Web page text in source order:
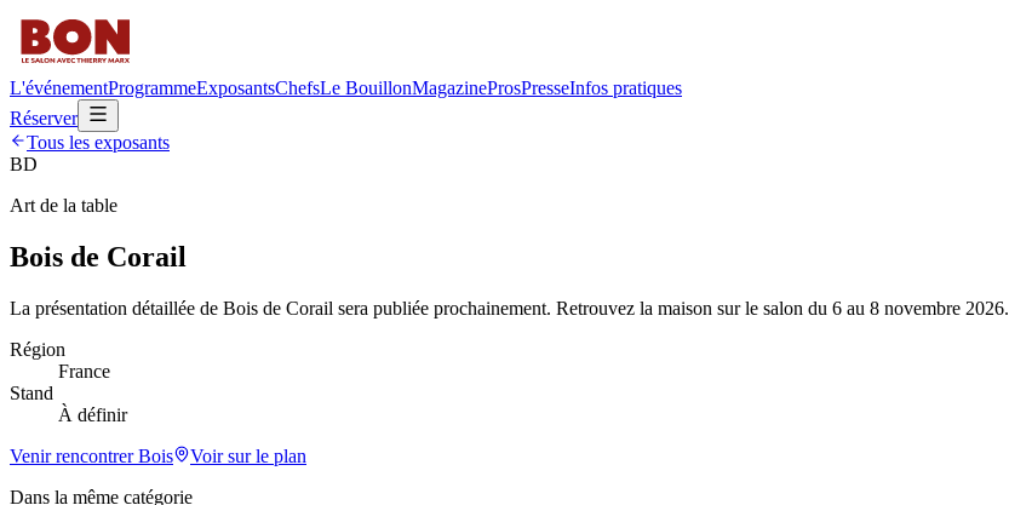
L'événementProgrammeExposantsChefsLe BouillonMagazineProsPresseInfos pratiques
Réserver
Tous les exposants
BD
Art de la table
Bois de Corail
La présentation détaillée de Bois de Corail sera publiée prochainement. Retrouvez la maison sur le salon du 6 au 8 novembre 2026.
Région
France
Stand
À définir
Venir rencontrerBois
Voir sur le plan
Dans la même catégorie